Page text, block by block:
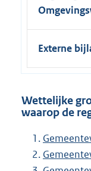
Externe
Wettelijke
waarop de